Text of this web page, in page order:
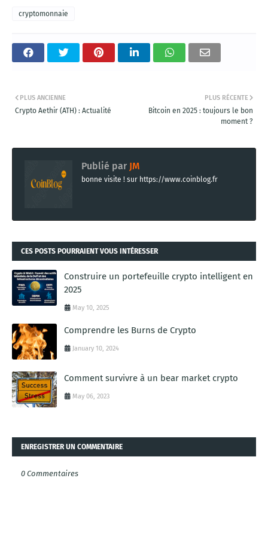
cryptomonnaie
PLUS RÉCENTE
Bitcoin en 2025 : toujours le bon
moment ?
PLUS ANCIENNE
Crypto Aethir (ATH) : Actualité
Publié par JM
bonne visite ! sur https://www.coinblog.fr
CES POSTS POURRAIENT VOUS INTÉRESSER
Construire un portefeuille crypto intelligent en
2025
May 10, 2025
Comprendre les Burns de Crypto
January 10, 2024
Comment survivre à un bear market crypto
May 06, 2023
ENREGISTRER UN COMMENTAIRE
0 Commentaires